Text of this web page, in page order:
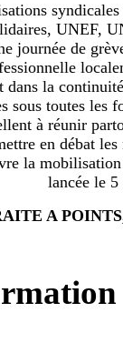
UNEF,
journée de
dans la
sous toutes les
à réunir
en débat
la
lancée le 5
A